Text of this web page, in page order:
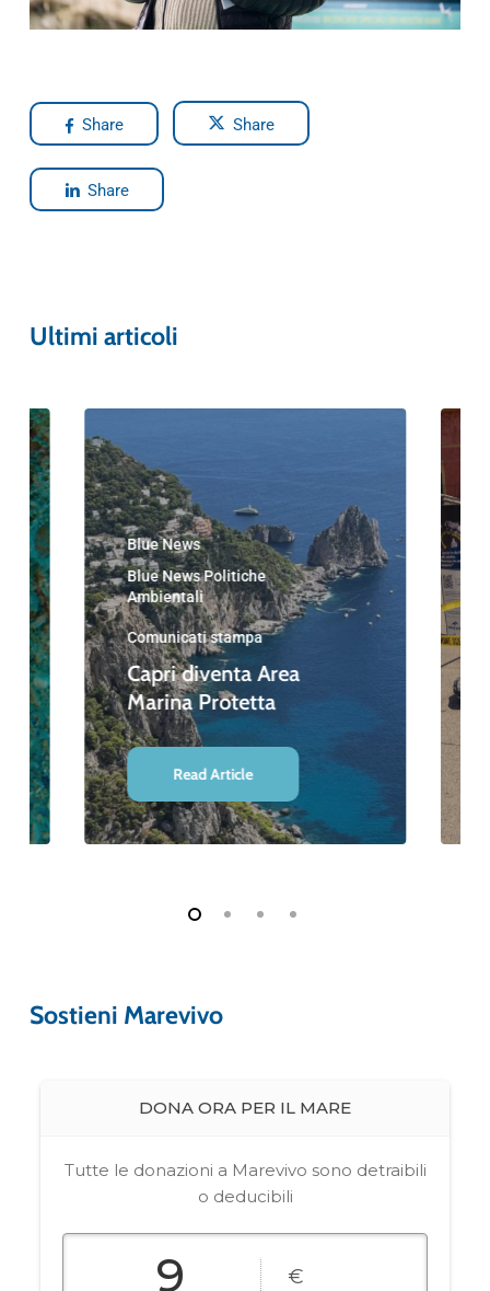
Share Share
Share
Ultimi articoli
Blue News
Blue News Politiche
Ambientali
Comunicati stampa
Capri diventa Area
Marina Protetta
Read Article
Sostieni Marevivo